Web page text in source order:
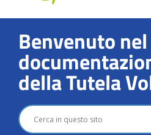
Benvenuto
della Tutela